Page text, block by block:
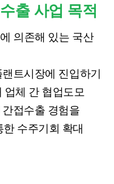
출 사업 목적
업체 간 협업도모
수주기회 확대